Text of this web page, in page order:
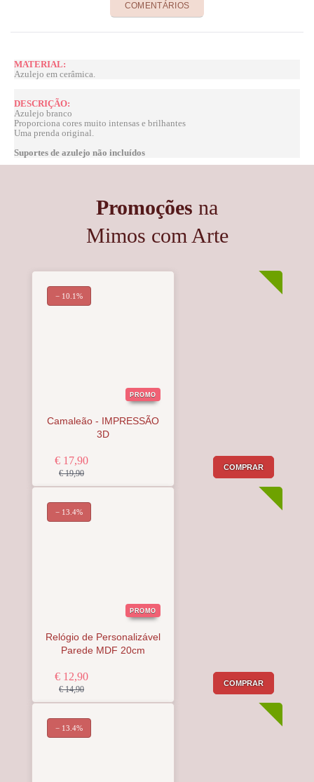
COMENTÁRIOS
MATERIAL:
Azulejo em cerâmica.
DESCRIÇÃO:
Azulejo branco
Proporciona cores muito intensas e brilhantes
Uma prenda original.
Suportes de azulejo não incluídos
Promoções na
Mimos com Arte
PROMO
Camaleão - IMPRESSÃO
3D
€ 17,90
€ 19,90
COMPRAR
− 10.1%
PROMO
Relógio de Personalizável
Parede MDF 20cm
€ 12,90
€ 14,90
COMPRAR
− 13.4%
− 13.4%